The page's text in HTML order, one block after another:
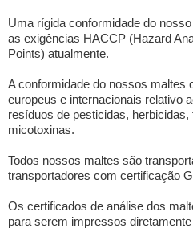
Uma rígida conformidade do
as exigências HACCP (Hazard
Points) atualmente.
A conformidade do nossos maltes
europeus e internacionais relativo
resíduos de pesticidas,
micotoxinas.
Todos nossos maltes são
transportadores com certificação
Os certificados de análise dos
para serem impressos